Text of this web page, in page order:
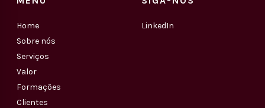
Home
Sobre nós
Serviços
Valor
Formações
Clientes
LinkedIn